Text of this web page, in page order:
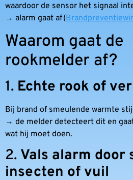
waardoor de sensor het signaal
→ alarm gaat af (
Waarom gaat de
rookmelder af?
1. Echte rook of
Bij brand of smeulende warmte
→ de melder detecteert dit en
wat hij moet doen.
2. Vals alarm door
insecten of vuil